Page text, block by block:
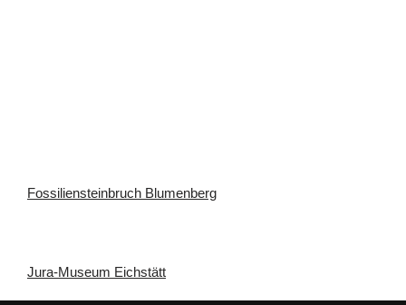
Fossiliensteinbruch Blumenberg
Jura-Museum Eichstätt